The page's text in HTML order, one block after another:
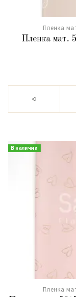
Пленка
Пленка мат.
В наличии
Пленка